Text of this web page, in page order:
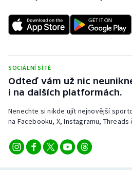
SOCIÁLNÍ SÍTĚ
Odteď vám už nic
i na dalších platformách.
Nenechte si nikde ujít nejnovější
na Facebooku, X, Instagramu,